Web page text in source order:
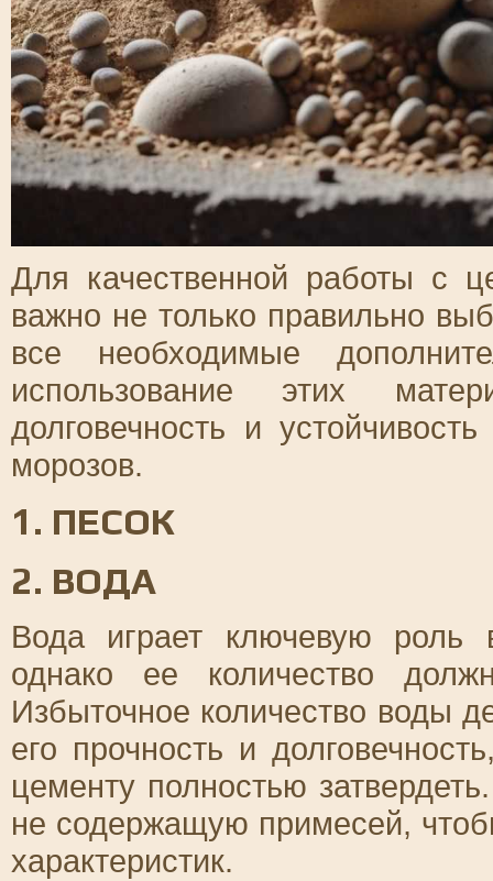
Для качественной работы с
важно не только правильно
все необходимые
использование этих
долговечность и
морозов.
1. ПЕСОК
2. ВОДА
Вода играет ключевую роль
однако ее количество
Избыточное количество воды
его прочность и
цементу полностью
не содержащую примесей,
характеристик.